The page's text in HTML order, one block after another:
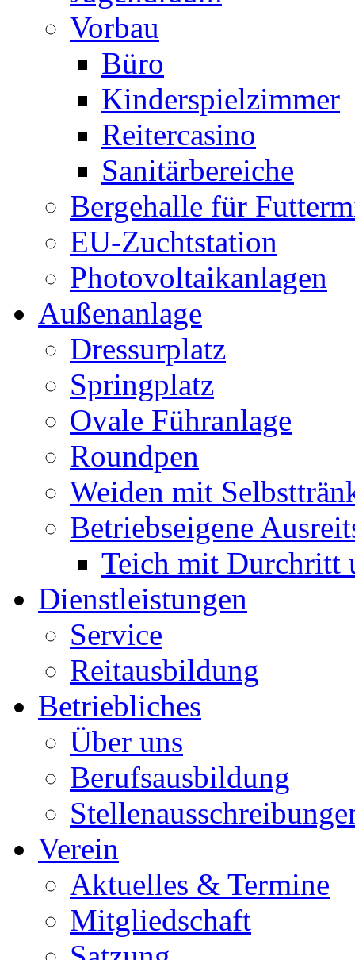
Vorbau
Büro
Kinderspielzimmer
Reitercasino
Sanitärbereiche
Bergehalle für
EU-Zuchtstation
Photovoltaikanlagen
Außenanlage
Dressurplatz
Springplatz
Ovale Führanlage
Roundpen
Weiden mit
Betriebseigene
Teich mit Durchritt
Dienstleistungen
Service
Reitausbildung
Betriebliches
Über uns
Berufsausbildung
Verein
Aktuelles & Termine
Mitgliedschaft